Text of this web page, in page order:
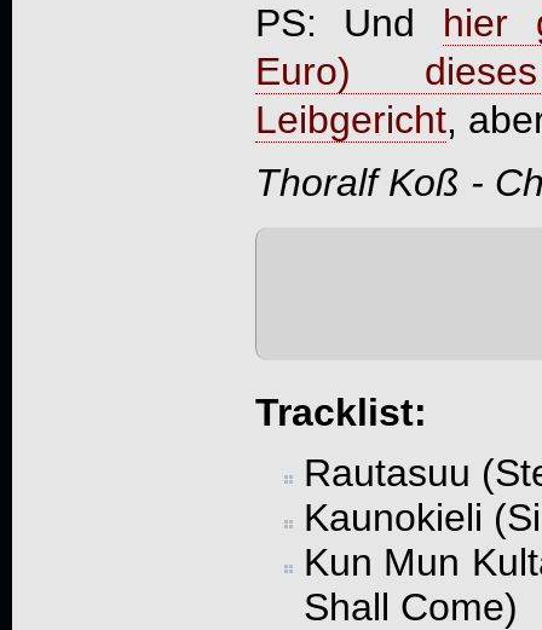
PS: Und hier
Euro)
Leibgericht,
Thoralf Koß -
Tracklist:
Rautasuu
Kaunokieli
Kun Mun
Shall Come)